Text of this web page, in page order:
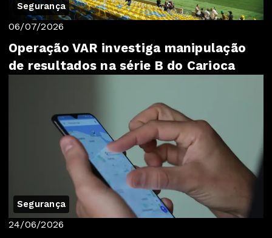
Segurança
06/07/2026
Operação VAR investiga manipulação
de resultados na série B do Carioca
Segurança
24/06/2026